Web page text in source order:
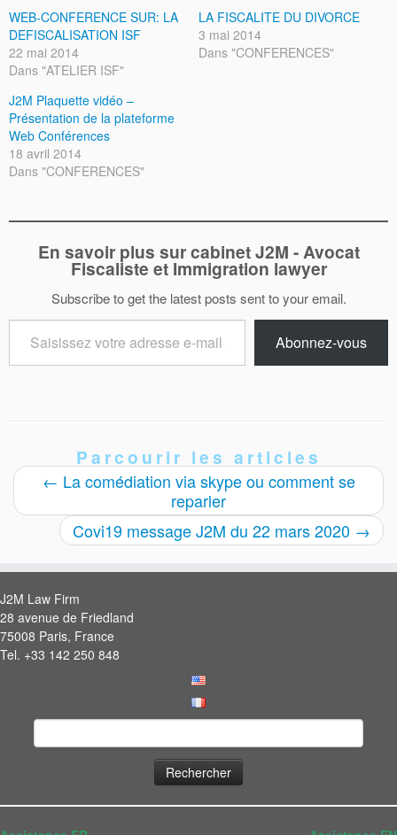
WEB-CONFERENCE SUR: LA
DEFISCALISATION ISF
22 mai 2014
Dans "ATELIER ISF"
LA FISCALITE DU DIVORCE
3 mai 2014
Dans "CONFERENCES"
J2M Plaquette vidéo –
Présentation de la plateforme
Web Conférences
18 avril 2014
Dans "CONFERENCES"
En savoir plus sur cabinet J2M - Avocat
Fiscaliste et Immigration lawyer
Subscribe to get the latest posts sent to your email.
votre
adresse
Abonnez-vous
Parcourir les articles
← La comédiation via skype ou comment se
reparler
Covi19 message J2M du 22 mars 2020 →
J2M Law Firm
28 avenue de Friedland
75008 Paris, France
Tel. +33 142 250 848